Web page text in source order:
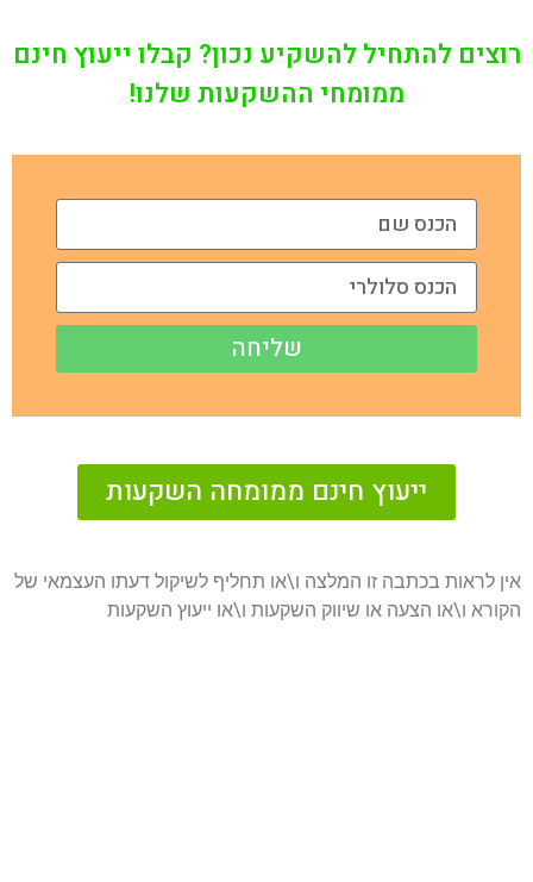
רוצים להתחיל להשקיע נכון? קבלו ייעוץ חינם
ממומחי ההשקעות שלנו!
שליחה
ייעוץ חינם ממומחה השקעות
אין לראות בכתבה זו המלצה ו\או תחליף לשיקול דעתו העצמאי של
הקורא ו\או הצעה או שיווק השקעות ו\או ייעוץ השקעות